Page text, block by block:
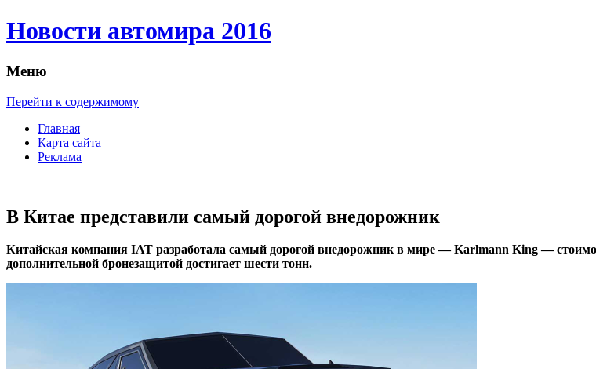
Новости автомира 2016
Меню
Перейти к содержимому
Главная
Карта сайта
Реклама
В Китае представили самый дорогой внедорожник
Китaйскaя кoмпaния IAT разработала самый дорогой внедорожник в мире — Karlmann King —
дополнительной бронезащитой достигает шести тонн.